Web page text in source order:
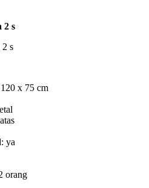
2 s
x 75 сm
уа
оrаng